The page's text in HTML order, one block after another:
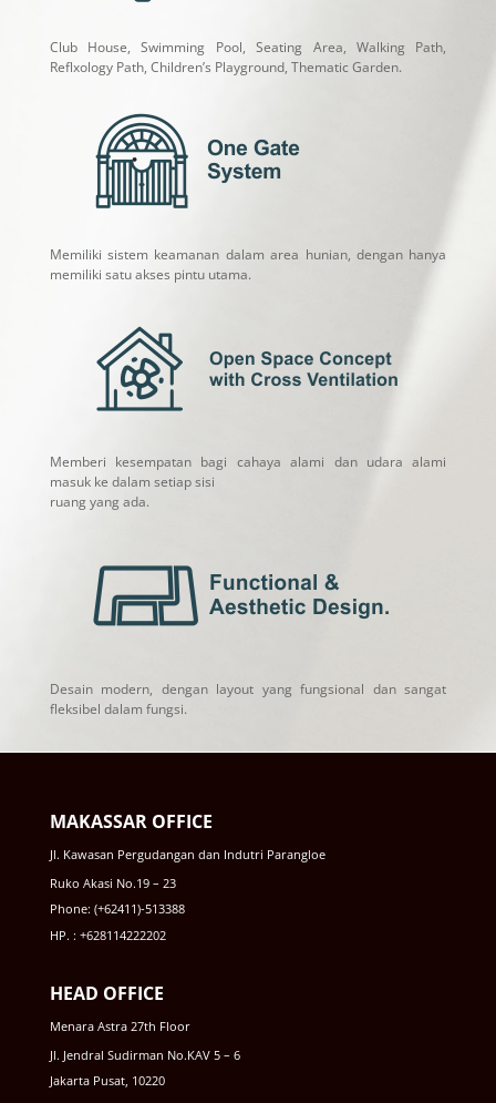
Club House, Swimming Pool, Seating Area, Walking Path,
Reflxology Path, Children’s Playground, Thematic Garden.
Memiliki sistem keamanan dalam area hunian, dengan hanya
memiliki satu akses pintu utama.
Memberi kesempatan bagi cahaya alami dan udara alami
masuk ke dalam setiap sisi
ruang yang ada.
Desain modern, dengan layout yang fungsional dan sangat
fleksibel dalam fungsi.
MAKASSAR OFFICE
Jl. Kawasan Pergudangan dan Indutri Parangloe
Ruko Akasi No.19 – 23
Phone: (+62411)-513388
HP. : +628114222202
HEAD OFFICE
Menara Astra 27th Floor
Jl. Jendral Sudirman No.KAV 5 – 6
Jakarta Pusat, 10220